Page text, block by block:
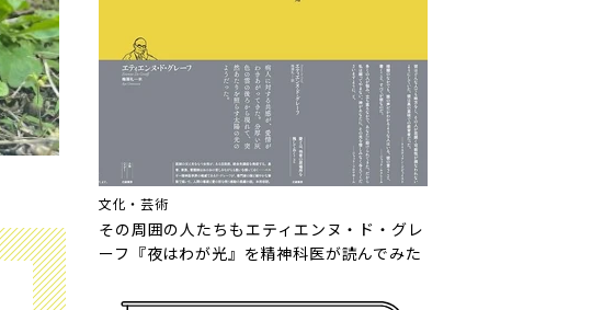
文化・芸術
その周囲の人たちも――エティエンヌ・ド・グレ
ーフ『夜はわが光』を精神科医が読んでみた